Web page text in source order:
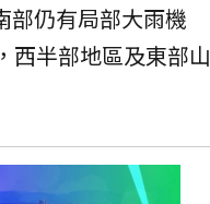
部仍有局部大雨機
西半部地區及東部山